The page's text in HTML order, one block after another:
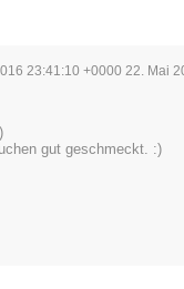
23:41:10 +0000 22. Mai
gut geschmeckt. :)